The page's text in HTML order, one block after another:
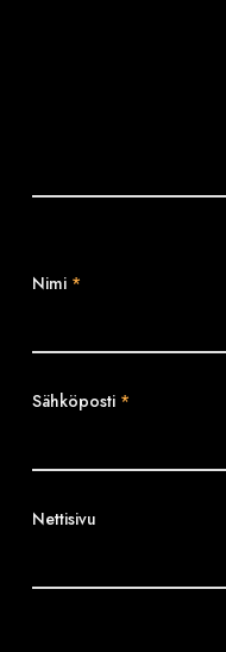
Nimi *
Sähköposti *
Nettisivu